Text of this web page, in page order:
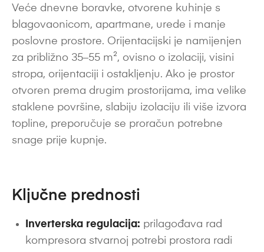
Veće dnevne boravke, otvorene kuhinje s
blagovaonicom, apartmane, urede i manje
poslovne prostore. Orijentacijski je namijenjen
za približno 35–55 m², ovisno o izolaciji, visini
stropa, orijentaciji i ostakljenju. Ako je prostor
otvoren prema drugim prostorijama, ima velike
staklene površine, slabiju izolaciju ili više izvora
topline, preporučuje se proračun potrebne
snage prije kupnje.
Ključne prednosti
Inverterska regulacija: prilagođava rad
kompresora stvarnoj potrebi prostora radi